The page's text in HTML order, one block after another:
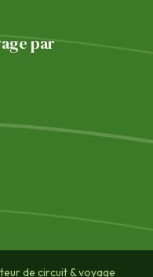
par
de circuit & voyage